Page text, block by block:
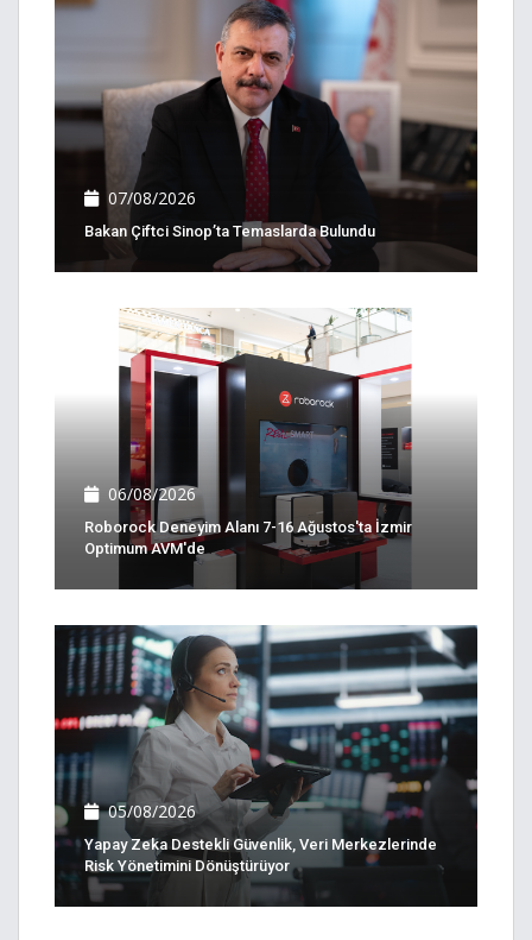
07/08/2026
Bakan Çiftci Sinop’ta Temaslarda Bulundu
06/08/2026
Roborock Deneyim Alanı 7-16 Ağustos'ta İzmir
Optimum AVM'de
05/08/2026
Yapay Zeka Destekli Güvenlik, Veri Merkezlerinde
Risk Yönetimini Dönüştürüyor